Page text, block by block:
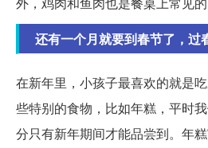
还有一个月就要到春节了，过
在新年里，小孩子最喜欢的就是
些特别的食物，比如年糕，平时
分只有新年期间才能品尝到。年